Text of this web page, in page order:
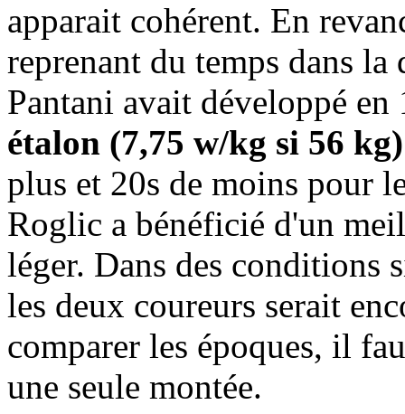
apparait cohérent. En
reprenant du temps dans
Pantani avait développé
étalon (7,75 w/kg si 56 kg)
plus et 20s de moins pour
Roglic a bénéficié d'un
léger. Dans des conditions
les deux coureurs serait
comparer les époques, il
une seule montée.